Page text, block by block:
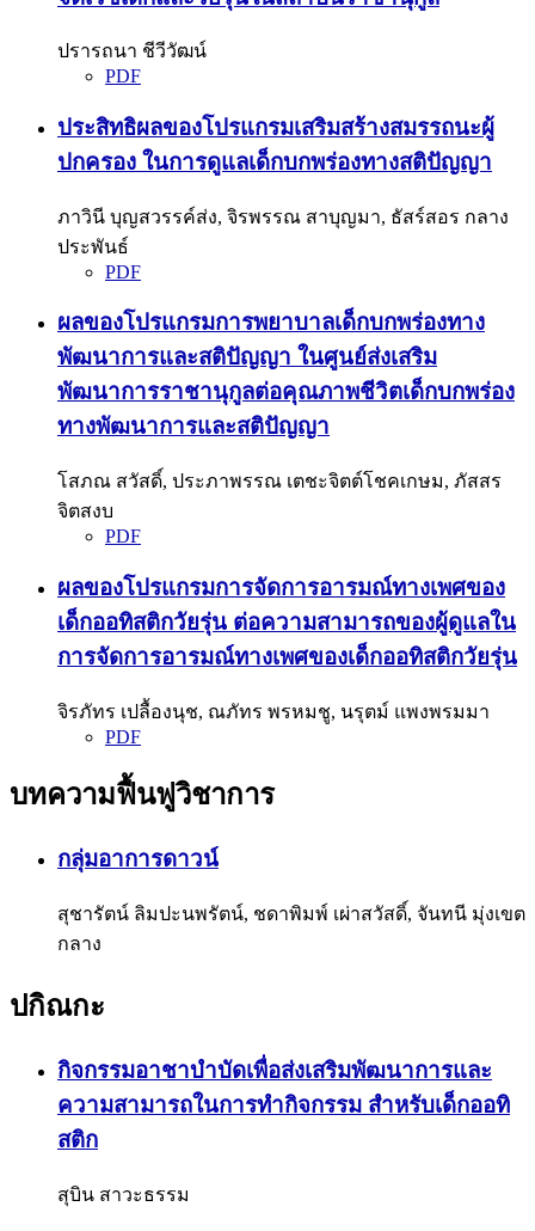
ปรารถนา ชีวีวัฒน์
PDF
ประสิทธิผลของโปรแกรมเสริมสร้างสมรรถนะผู้
ปกครอง ในการดูแลเด็กบกพร่องทางสติปัญญา
ภาวินี บุญสวรรค์ส่ง, จิรพรรณ สาบุญมา, ธัสร์สอร กลาง
ประพันธ์
PDF
ผลของโปรแกรมการพยาบาลเด็กบกพร่องทาง
พัฒนาการและสติปัญญา ในศูนย์ส่งเสริม
พัฒนาการราชานุกูลต่อคุณภาพชีวิตเด็กบกพร่อง
ทางพัฒนาการและสติปัญญา
โสภณ สวัสดิ์, ประภาพรรณ เตชะจิตต์โชคเกษม, ภัสสร
จิตสงบ
PDF
ผลของโปรแกรมการจัดการอารมณ์ทางเพศของ
เด็กออทิสติกวัยรุ่น ต่อความสามารถของผู้ดูแลใน
การจัดการอารมณ์ทางเพศของเด็กออทิสติกวัยรุ่น
จิรภัทร เปลื้องนุช, ณภัทร พรหมชู, นรุตม์ แพงพรมมา
PDF
บทความฟื้นฟูวิชาการ
กลุ่มอาการดาวน์
สุชารัตน์ ลิมปะนพรัตน์, ชดาพิมพ์ เผ่าสวัสดิ์, จันทนี มุ่งเขต
กลาง
ปกิณกะ
กิจกรรมอาชาบำบัดเพื่อส่งเสริมพัฒนาการและ
ความสามารถในการทำกิจกรรม สำหรับเด็กออทิ
สติก
สุบิน สาวะธรรม